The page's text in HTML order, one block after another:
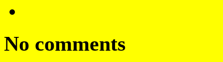
No comments